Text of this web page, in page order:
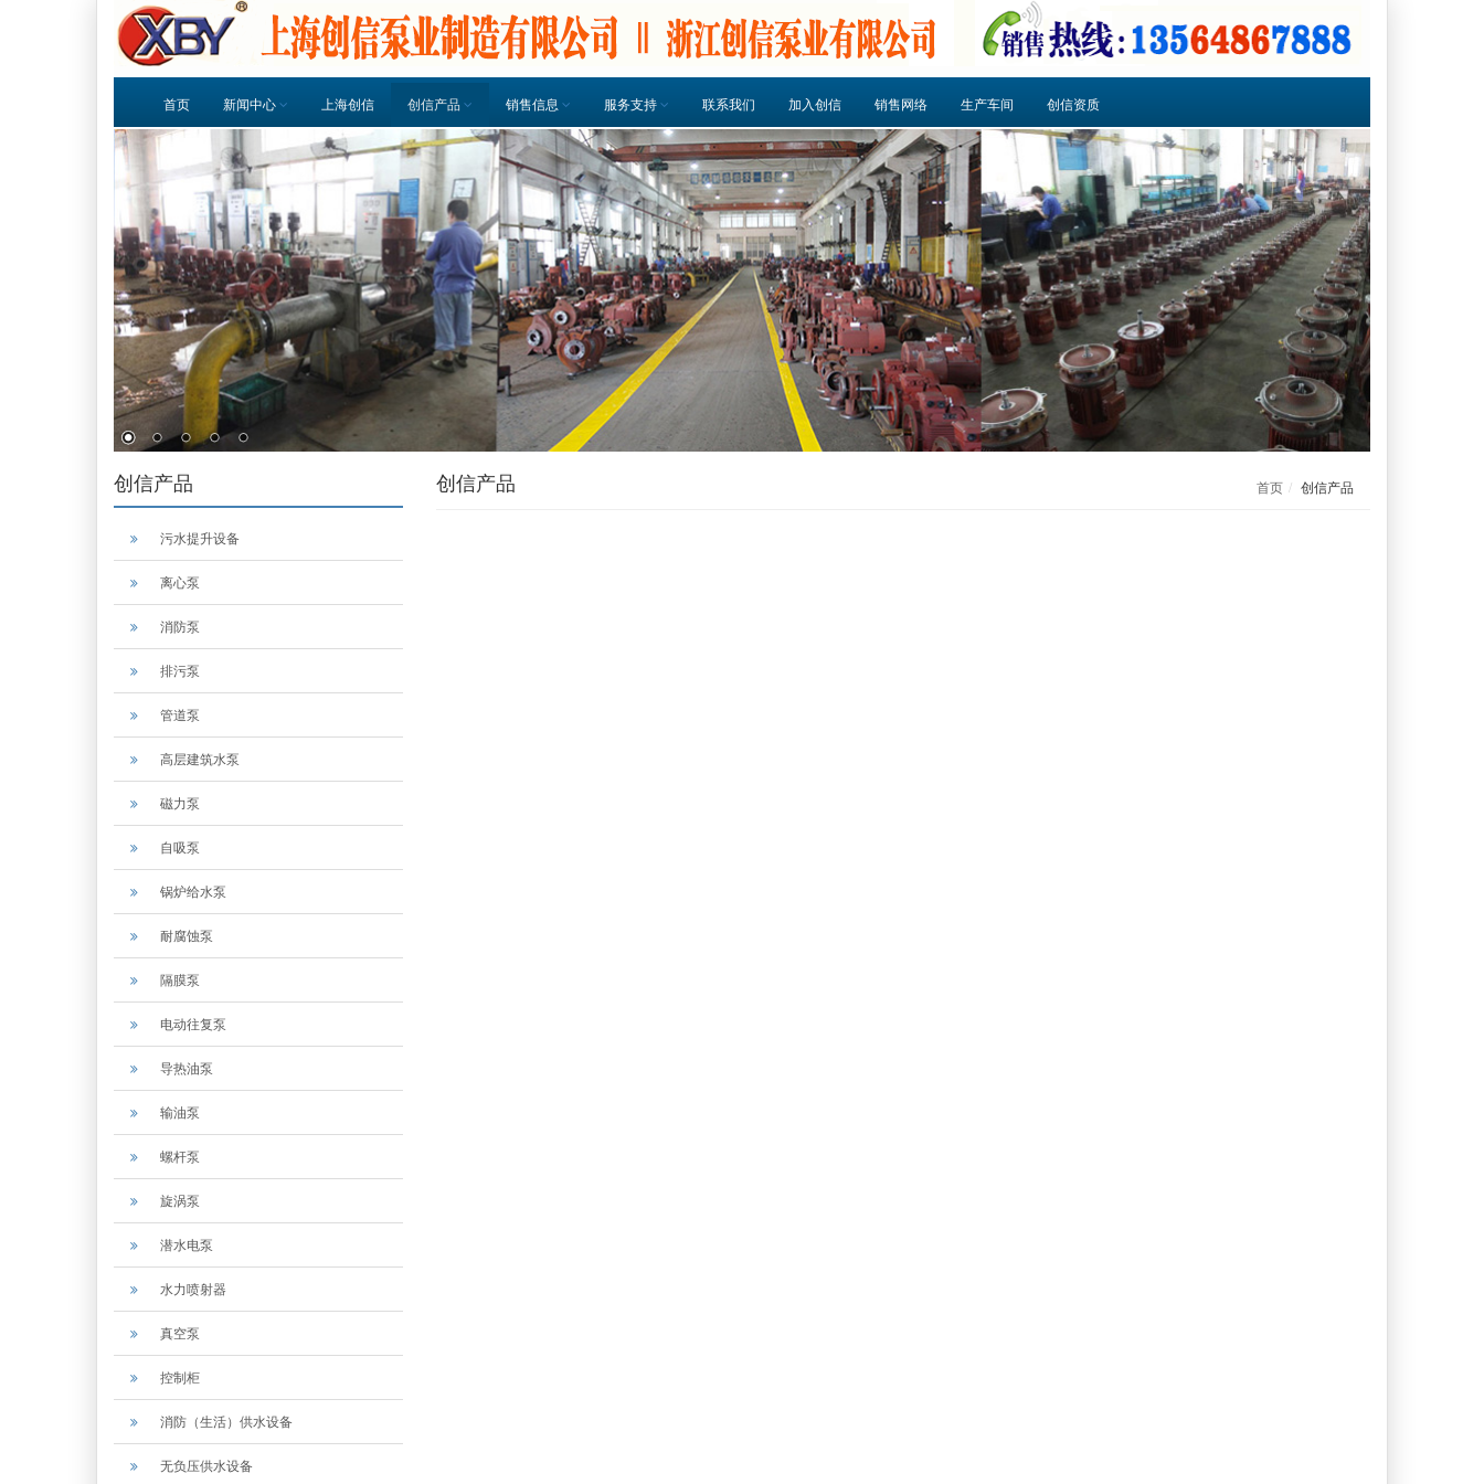
首页 新闻中心 上海创信 创信产品 销售信息 服务支持 联系我们 加入创信 销售网络 生产车间 创信资质
创信产品
污水提升设备
离心泵
消防泵
排污泵
管道泵
高层建筑水泵
磁力泵
自吸泵
锅炉给水泵
耐腐蚀泵
隔膜泵
电动往复泵
导热油泵
输油泵
螺杆泵
旋涡泵
潜水电泵
水力喷射器
真空泵
控制柜
消防（生活）供水设备
无负压供水设备
创信产品 首页 创信产品